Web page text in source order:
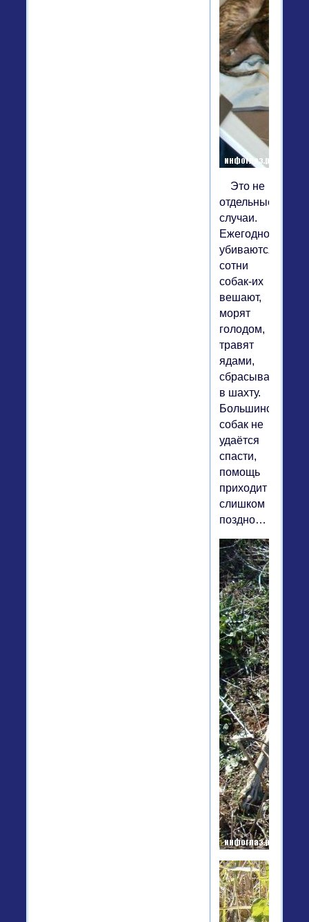
Это не
отдельные
случаи.
Ежегодно
убиваются
сотни
собак-их
вешают,
морят
голодом,
травят
ядами,
сбрасывают
в шахту.
Большинство
собак не
удаётся
спасти,
помощь
приходит
слишком
поздно…